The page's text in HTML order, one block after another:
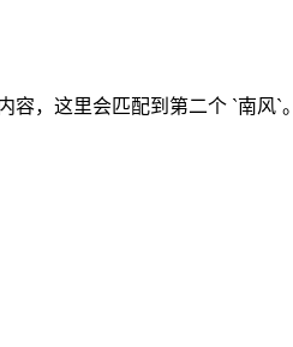
容，这里会匹配到第二个 `南风`。